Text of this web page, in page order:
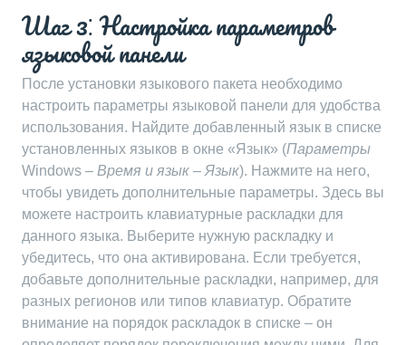
Шаг 3⁚ Настройка параметров
языковой панели
После установки языкового пакета необходимо
настроить параметры языковой панели для удобства
использования. Найдите добавленный язык в списке
установленных языков в окне «Язык» (Параметры
Windows – Время и язык – Язык). Нажмите на него,
чтобы увидеть дополнительные параметры. Здесь вы
можете настроить клавиатурные раскладки для
данного языка. Выберите нужную раскладку и
убедитесь, что она активирована. Если требуется,
добавьте дополнительные раскладки, например, для
разных регионов или типов клавиатур. Обратите
внимание на порядок раскладок в списке – он